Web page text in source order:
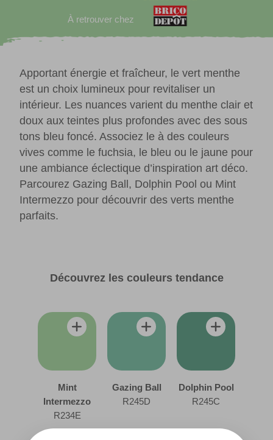
À retrouver chez
Apportant énergie et fraîcheur, le vert menthe
est un choix lumineux pour revitaliser un
intérieur. Les nuances varient du menthe clair et
doux aux teintes plus profondes avec des sous
tons bleu foncé. Associez le à des couleurs
vives comme le fuchsia, le bleu ou le jaune pour
une ambiance éclectique d’inspiration art déco.
Parcourez Gazing Ball, Dolphin Pool ou Mint
Intermezzo pour découvrir des verts menthe
parfaits.
Découvrez les couleurs tendance
Mint
Intermezzo
R234E
Gazing Ball
R245D
Dolphin Pool
R245C